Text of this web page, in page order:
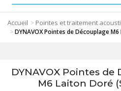
Accueil > Pointes et traitement
>DYNAVOX Pointes de Découplage
DYNAVOX Pointes
M6 Laiton Doré